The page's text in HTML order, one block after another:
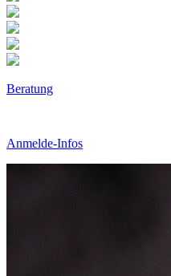
Beratung
Anmelde-Infos